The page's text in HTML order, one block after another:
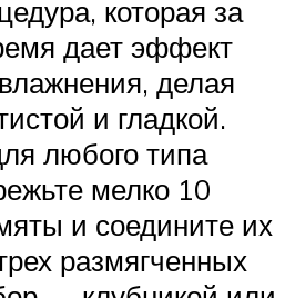
которая за
дает эффект
делая
и гладкой.
любого типа
мелко 10
и соедините их
размягченных